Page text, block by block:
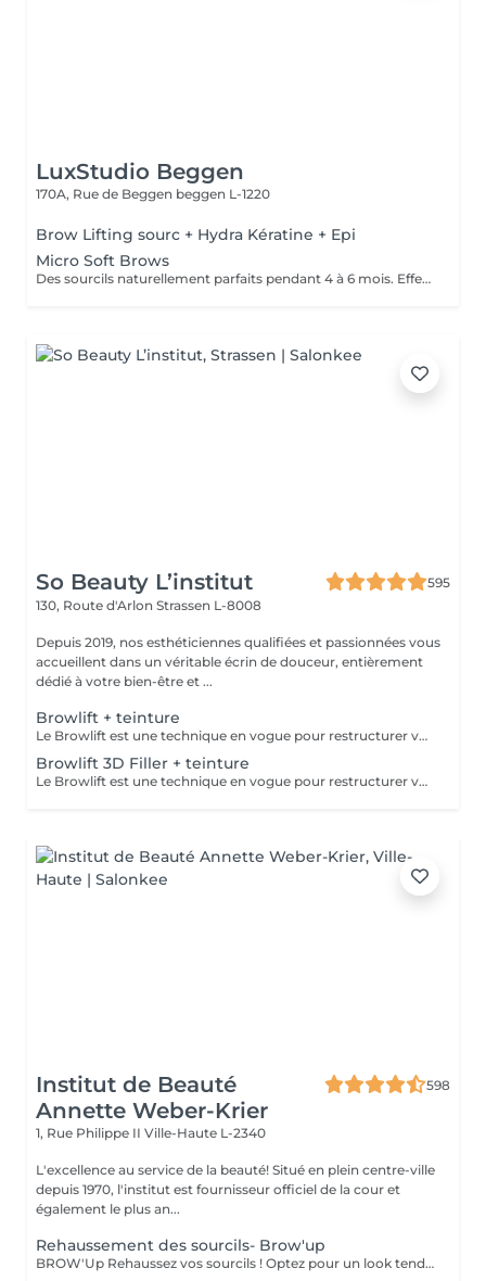
LuxStudio Beggen
170A, Rue de Beggen beggen L-1220
Brow Lifting sourc + Hydra Kératine + Epi
Micro Soft Brows
Des sourcils naturellement parfaits pendant 4 à 6 mois. Effet maquillé léger et élégant, sans engagement lourd. Idéal pour sublimer le regard en toute simplicité.
So Beauty L’institut
595
130, Route d'Arlon Strassen L-8008
Depuis 2019, nos esthéticiennes qualifiées et passionnées vous
accueillent dans un véritable écrin de douceur, entièrement
dédié à votre bien-être et ...
Browlift + teinture
Le Browlift est une technique en vogue pour restructurer vos sourcils qui permet de les épaissir et les rehausser tout en fixant leur mouvement pour un résultat qui dure environ 6 semaines. Ils paraissent plus fournis et volumineux,la teinture va accentuer la forme et intensifier la couleur. Le Browlift ouvre votre regard et le met en valeur.
Browlift 3D Filler + teinture
Le Browlift est une technique en vogue pour restructurer vos sourcils qui permet de les épaissir et les rehausser tout en fixant leur mouvement pour un résultat qui dure environ 6 semaines. Ils paraissent plus fournis et volumineux et la teinture va accentuer la forme et intensifier la couleur. Le Browlift ouvre votre regard et le met en valeur. Le soin 3D Filler est un soin naturel qui va agir sur la structure du poil et ainsi favoriser la croissance et le nourrir en profondeur.
Institut de Beauté
Annette Weber-Krier
598
1, Rue Philippe II Ville-Haute L-2340
L'excellence au service de la beauté! Situé en plein centre-ville
depuis 1970, l'institut est fournisseur officiel de la cour et
également le plus an...
Rehaussement des sourcils- Brow'up
BROW'Up Rehaussez vos sourcils ! Optez pour un look tendance ! Découvrez cette toute dernière tendance ! Le principe consiste à modifier le mouvement de vos poils de manière durable (+/- 6 semaines) en les rehaussant vers le haut et/ou dans leur mouvement naturel. Pourquoi ? Le sourcil sera plus ouvert, plus dense, il ouvrira considérablement le regard. Très utilisé par les plus grands maquilleurs, le coiffage du sourcil vers le haut à un vrai impact sur le regard, qui parait comme lifté, rehaussé. Egalement très utilisé en Amérique latine et en Asie, car les poils ont tendance à chuter vers le bas. Cette technique permet de les discipliner pour obtenir une ligne harmonieuse. Très utile également pour des sourcils qui frisent, qui prennent de mauvais plis , ou qui sont trop longs. Le but étant de les plaquer dans le sens le plus optimal . Messieurs, cette technique peut également vous convenir pour discipliner les volumes ! Sublime mariage avec une teinture 3D/HD Brow